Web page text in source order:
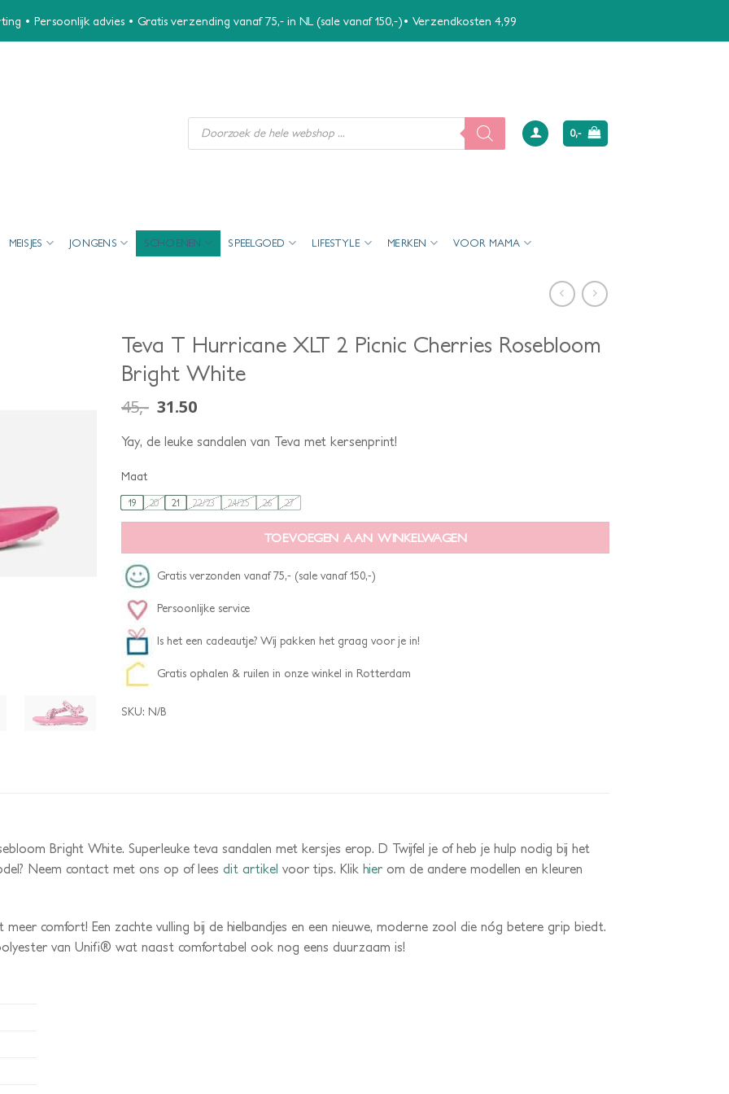
• Persoonlijk advies • Gratis verzending vanaf 75,- in NL (sale vanaf 150,-)• Verzendkosten 4,99
Producten
zoeken
0,-
MEISJES JONGENS SCHOENEN SPEELGOED LIFESTYLE MERKEN VOOR MAMA
Teva T Hurricane XLT 2 Picnic Cherries Rosebloom
Bright White
45,- 31.50
Yay, de leuke sandalen van Teva met kersenprint!
Maat
19 20 21 22/23 24/25 26 27
TOEVOEGEN AAN WINKELWAGEN
Gratis verzonden vanaf 75,- (sale vanaf 150,-)
Persoonlijke service
Is het een cadeautje? Wij pakken het graag voor je in!
Gratis ophalen & ruilen in onze winkel in Rotterdam
SKU: N/B
Bright White. Superleuke teva sandalen met kersjes erop. D Twijfel je of heb je hulp nodig bij het
Neem contact met ons op of lees dit artikel voor tips. Klik hier om de andere modellen en kleuren
comfort! Een zachte vulling bij de hielbandjes en een nieuwe, moderne zool die nóg betere grip biedt.
van Unifi® wat naast comfortabel ook nog eens duurzaam is!